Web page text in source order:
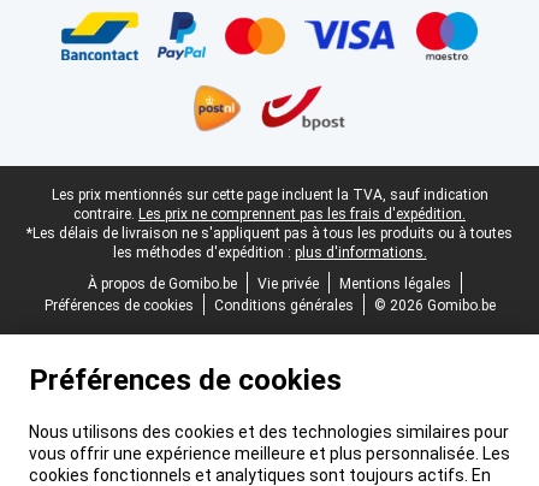
Pied-de-page légal
Les prix mentionnés sur cette page incluent la TVA, sauf indication
contraire. Les prix ne comprennent pas les frais d'expédition.
*Les délais de livraison ne s'appliquent pas à tous les produits ou à toutes
les méthodes d'expédition : plus d'informations.
À propos de Gomibo.be
Vie privée
Mentions légales
Préférences de cookies
Conditions générales © 2026 Gomibo.be
Préférences de cookies
Nous utilisons des cookies et des technologies similaires pour
vous offrir une expérience meilleure et plus personnalisée. Les
cookies fonctionnels et analytiques sont toujours actifs. En